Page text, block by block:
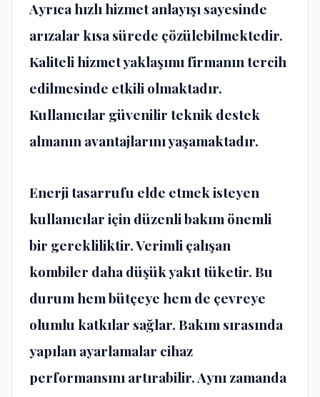
Ayrıca hızlı hizmet anlayışı sayesinde
arızalar kısa sürede çözülebilmektedir.
Kaliteli hizmet yaklaşımı firmanın tercih
edilmesinde etkili olmaktadır.
Kullanıcılar güvenilir teknik destek
almanın avantajlarını yaşamaktadır.
Enerji tasarrufu elde etmek isteyen
kullanıcılar için düzenli bakım önemli
bir gerekliliktir. Verimli çalışan
kombiler daha düşük yakıt tüketir. Bu
durum hem bütçeye hem de çevreye
olumlu katkılar sağlar. Bakım sırasında
yapılan ayarlamalar cihaz
performansını artırabilir. Aynı zamanda